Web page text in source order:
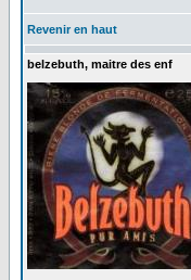
Revenir en haut
belzebuth, maitre des enf